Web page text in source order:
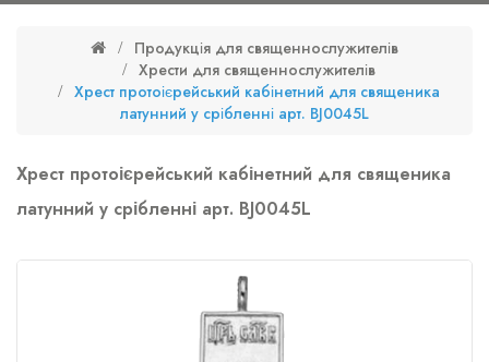
Продукція для священнослужителів
Хрести для священнослужителів
Хрест протоієрейський кабінетний для священика
латунний у срібленні арт. BJ0045L
Хрест протоієрейський кабінетний для священика
латунний у срібленні арт. BJ0045L